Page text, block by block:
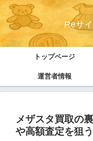
Reサ
トップページ
運営者情報
メザスタ買取の
や高額査定を狙